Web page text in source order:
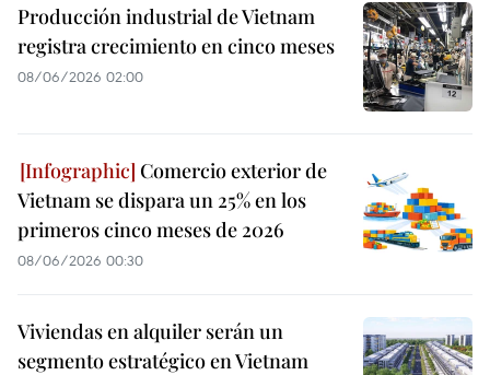
Producción industrial de Vietnam
registra crecimiento en cinco meses
08/06/2026 02:00
Comercio exterior de
Vietnam se dispara un 25% en los
primeros cinco meses de 2026
08/06/2026 00:30
Viviendas en alquiler serán un
segmento estratégico en Vietnam